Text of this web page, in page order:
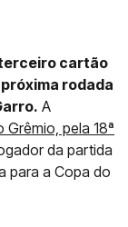
cartão
rodada
A
pela 18ª
da partida
para a Copa do